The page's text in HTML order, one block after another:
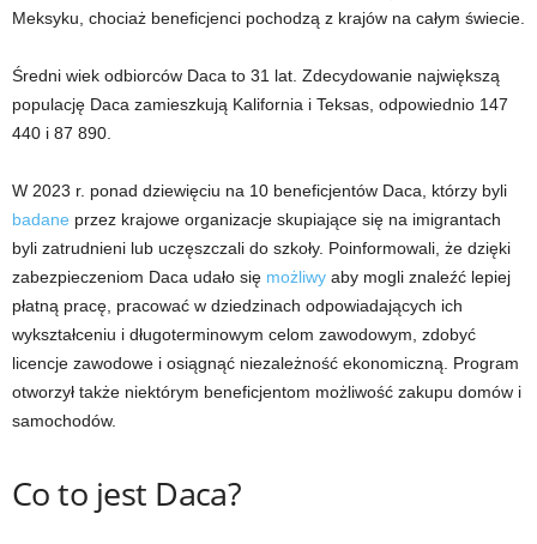
Meksyku, chociaż beneficjenci pochodzą z krajów na całym świecie.
Średni wiek odbiorców Daca to 31 lat. Zdecydowanie największą
populację Daca zamieszkują Kalifornia i Teksas, odpowiednio 147
440 i 87 890.
W 2023 r. ponad dziewięciu na 10 beneficjentów Daca, którzy byli
badane przez krajowe organizacje skupiające się na imigrantach
byli zatrudnieni lub uczęszczali do szkoły. Poinformowali, że dzięki
zabezpieczeniom Daca udało się możliwy aby mogli znaleźć lepiej
płatną pracę, pracować w dziedzinach odpowiadających ich
wykształceniu i długoterminowym celom zawodowym, zdobyć
licencje zawodowe i osiągnąć niezależność ekonomiczną. Program
otworzył także niektórym beneficjentom możliwość zakupu domów i
samochodów.
Co to jest Daca?